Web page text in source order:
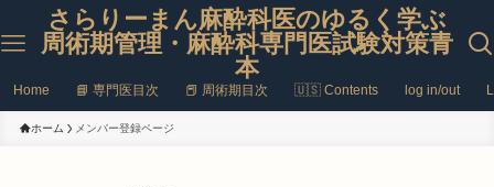
さらりーまん麻酔科医のゆるく学ぶ
周術期管理・麻酔科専門医試験対策青
本
Home 📘 専門医目次 📕 周術期目次 🇺🇸 Contents log in/out
ホーム メンバー登録ページ